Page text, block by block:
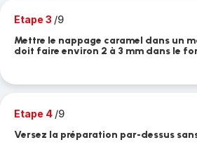
Etape 3 /9
Mettre le nappage caramel dans un
doit faire environ 2 à 3 mm dans le
Etape 4 /9
Versez la préparation par-dessus